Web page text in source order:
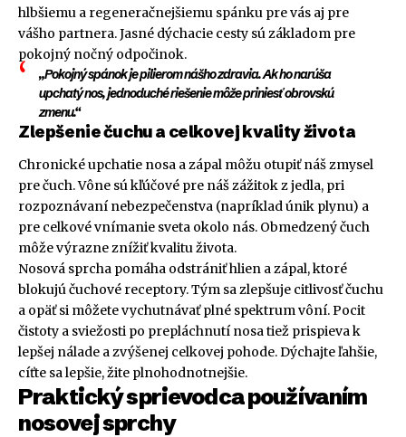
hlbšiemu a regeneračnejšiemu spánku pre vás aj pre
vášho partnera. Jasné dýchacie cesty sú základom pre
pokojný nočný odpočinok.
„Pokojný spánok je pilierom nášho zdravia. Ak ho narúša
upchatý nos, jednoduché riešenie môže priniesť obrovskú
zmenu.“
Zlepšenie čuchu a celkovej kvality života
Chronické upchatie nosa a zápal môžu otupiť náš zmysel
pre čuch. Vône sú kľúčové pre náš zážitok z jedla, pri
rozpoznávaní nebezpečenstva (napríklad únik plynu) a
pre celkové vnímanie sveta okolo nás. Obmedzený čuch
môže výrazne znížiť kvalitu života.
Nosová sprcha pomáha odstrániť hlien a zápal, ktoré
blokujú čuchové receptory. Tým sa zlepšuje citlivosť čuchu
a opäť si môžete vychutnávať plné spektrum vôní. Pocit
čistoty a sviežosti po prepláchnutí nosa tiež prispieva k
lepšej nálade a zvýšenej celkovej pohode. Dýchajte ľahšie,
cíťte sa lepšie, žite plnohodnotnejšie.
Praktický sprievodca používaním
nosovej sprchy